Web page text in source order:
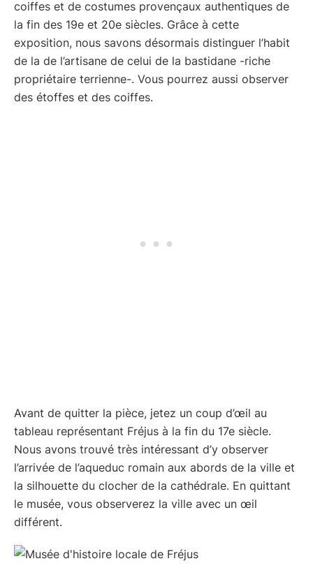
coiffes et de costumes provençaux authentiques de
la fin des 19e et 20e siècles. Grâce à cette
exposition, nous savons désormais distinguer l’habit
de la de l’artisane de celui de la bastidane -riche
propriétaire terrienne-. Vous pourrez aussi observer
des étoffes et des coiffes.
Avant de quitter la pièce, jetez un coup d’œil au
tableau représentant Fréjus à la fin du 17e siècle.
Nous avons trouvé très intéressant d’y observer
l’arrivée de l’aqueduc romain aux abords de la ville et
la silhouette du clocher de la cathédrale. En quittant
le musée, vous observerez la ville avec un œil
différent.